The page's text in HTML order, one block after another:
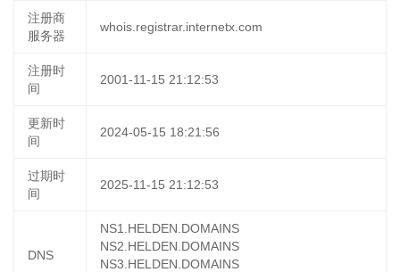
注册商
服务器
whois.registrar.internetx.com
注册时
间
2001-11-15 21:12:53
更新时
间
2024-05-15 18:21:56
过期时
间
2025-11-15 21:12:53
DNS
NS1.HELDEN.DOMAINS
NS2.HELDEN.DOMAINS
NS3.HELDEN.DOMAINS